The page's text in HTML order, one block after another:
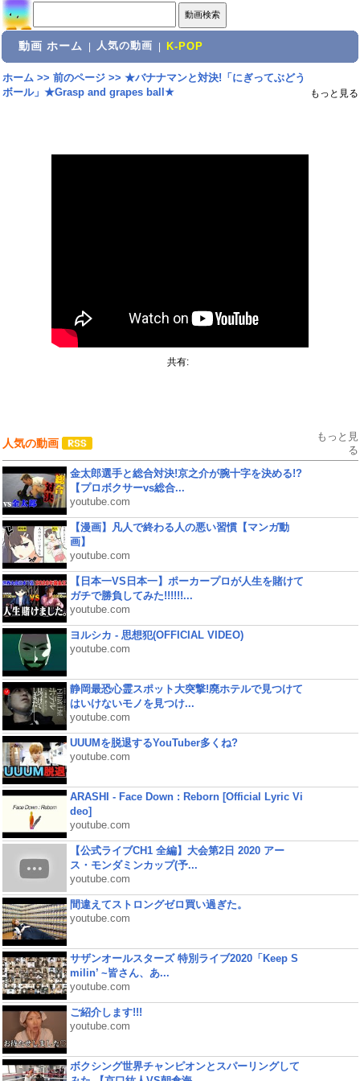
動画 ホーム 人気の動画 K-POP
ホーム>> 前のページ>> ★バナナマンと対決!「にぎってぶどう
ボール」★Grasp and grapes ball★
もっと見る
共有:
人気の動画
もっと見
る
金太郎選手と総合対決!京之介が腕十字を決める!?
【プロボクサーvs総合...
youtube.com
【漫画】凡人で終わる人の悪い習慣【マンガ動
画】
youtube.com
【日本一VS日本一】ポーカープロが人生を賭けて
ガチで勝負してみた!!!!!!...
youtube.com
ヨルシカ - 思想犯(OFFICIAL VIDEO)
youtube.com
静岡最恐心霊スポット大突撃!廃ホテルで見つけて
はいけないモノを見つけ...
youtube.com
UUUMを脱退するYouTuber多くね?
youtube.com
ARASHI - Face Down : Reborn [Official Lyric Vi
deo]
youtube.com
【公式ライブCH1 全編】大会第2日 2020 アー
ス・モンダミンカップ(予...
youtube.com
間違えてストロングゼロ買い過ぎた。
youtube.com
サザンオールスターズ 特別ライブ2020「Keep S
milin’ ~皆さん、あ...
youtube.com
ご紹介します!!!
youtube.com
ボクシング世界チャンピオンとスパーリングして